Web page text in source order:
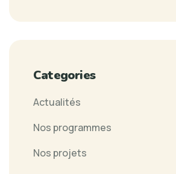
Categories
Actualités
Nos programmes
Nos projets